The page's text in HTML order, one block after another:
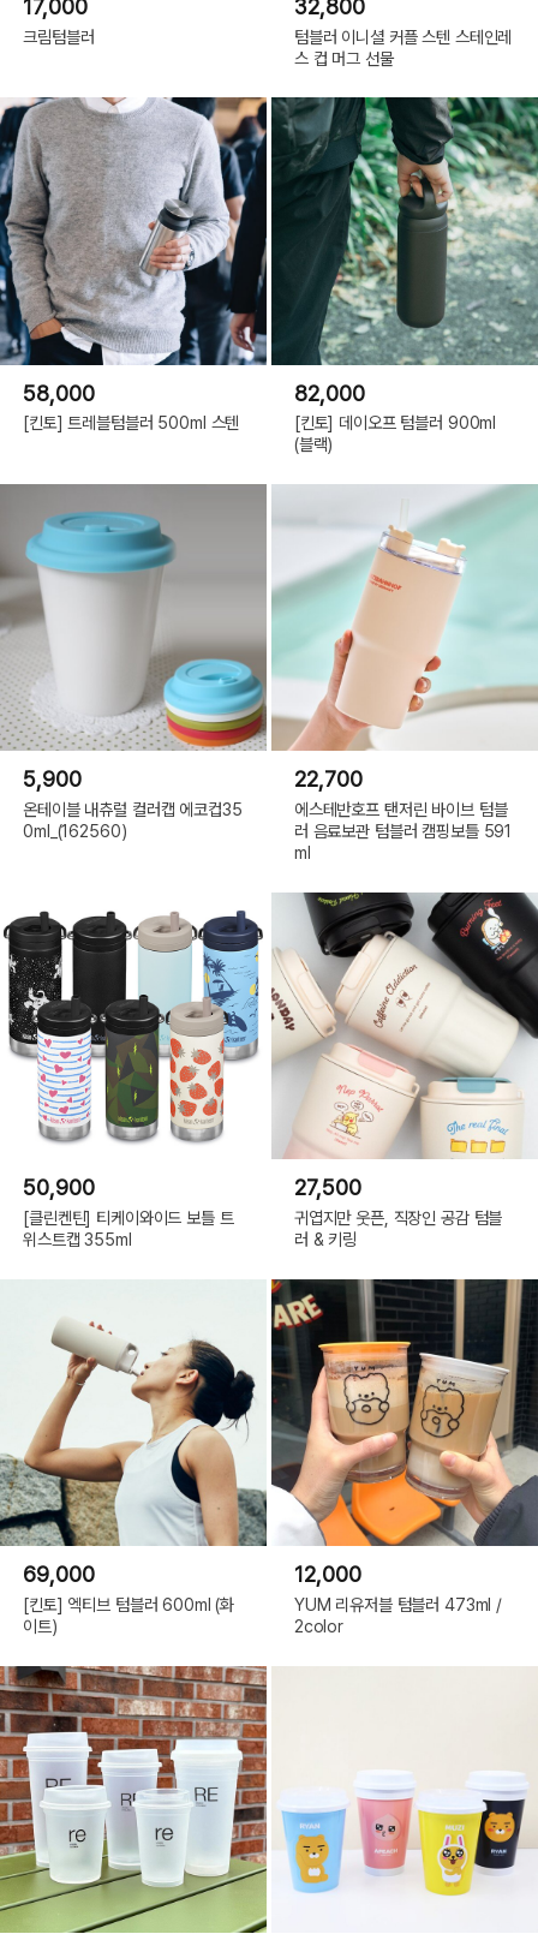
17,000
크림텀블러
32,800
텀블러 이니셜 커플 스텐 스테인레
스 컵 머그 선물
58,000
[킨토] 트레블텀블러 500ml 스텐
82,000
[킨토] 데이오프 텀블러 900ml
(블랙)
5,900
온테이블 내츄럴 컬러캡 에코컵35
0ml_(162560)
22,700
에스테반호프 탠저린 바이브 텀블
러 음료보관 텀블러 캠핑보틀 591
ml
50,900
[클린켄틴] 티케이와이드 보틀 트
위스트캡 355ml
27,500
귀엽지만 웃픈, 직장인 공감 텀블
러 & 키링
69,000
[킨토] 엑티브 텀블러 600ml (화
이트)
12,000
YUM 리유저블 텀블러 473ml /
2color